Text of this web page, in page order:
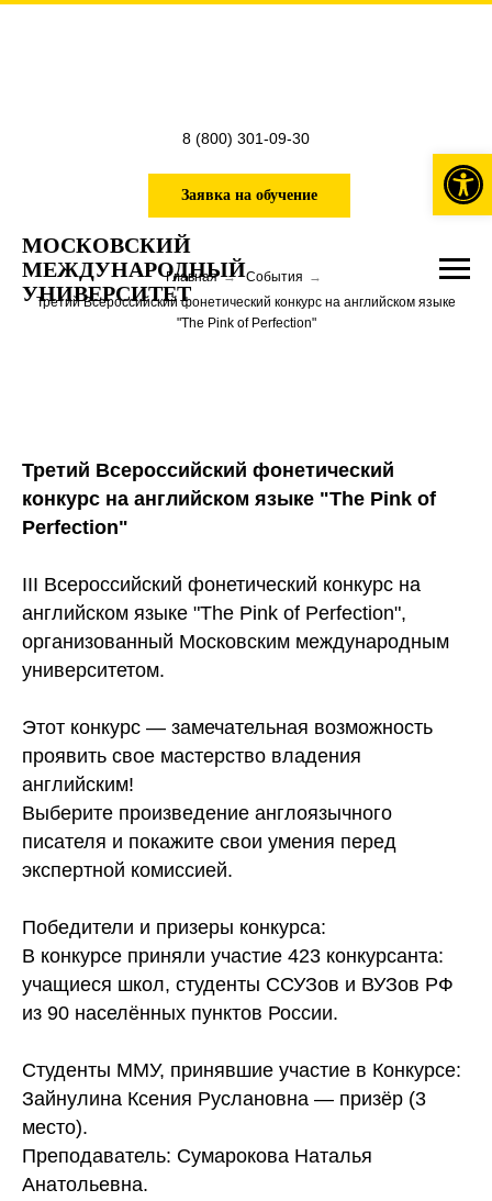
МОСКОВСКИЙ
МЕЖДУНАРОДНЫЙ
УНИВЕРСИТЕТ
8 (800) 301-09-30
Заявка на обучение
Главная → События →
Третий Всероссийский фонетический конкурс на английском языке
"The Pink of Perfection"
Третий Всероссийский фонетический
конкурс на английском языке "The Pink of
Perfection"
III Всероссийский фонетический конкурс на
английском языке "The Pink of Perfection",
организованный Московским международным
университетом.
Этот конкурс — замечательная возможность
проявить свое мастерство владения
английским!
Выберите произведение англоязычного
писателя и покажите свои умения перед
экспертной комиссией.
Победители и призеры конкурса:
В конкурсе приняли участие 423 конкурсанта:
учащиеся школ, студенты ССУЗов и ВУЗов РФ
из 90 населённых пунктов России.
Студенты ММУ, принявшие участие в Конкурсе:
Зайнулина Ксения Руслановна — призёр (3
место).
Преподаватель: Сумарокова Наталья
Анатольевна.